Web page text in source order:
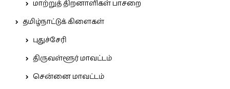
மாற்றுத் திறனாளிகள் பாசறை
தமிழ்நாட்டுக் கிளைகள்
புதுச்சேரி
திருவள்ளூர் மாவட்டம்
சென்னை மாவட்டம்